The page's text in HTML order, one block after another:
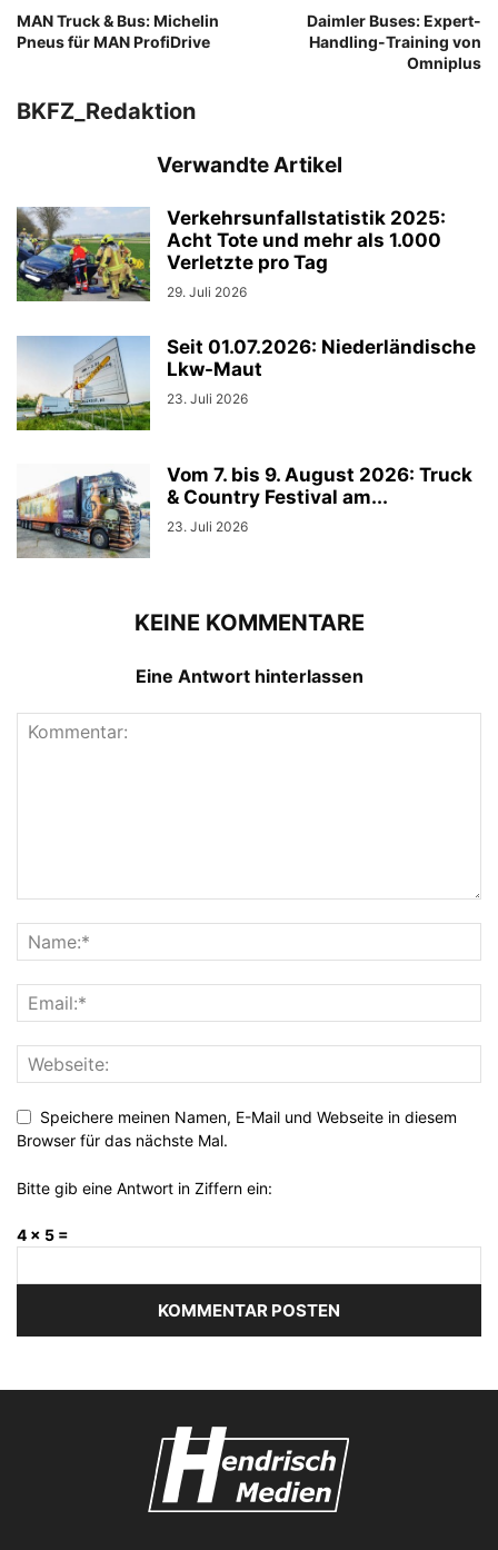
MAN Truck & Bus: Michelin
Pneus für MAN ProfiDrive
Daimler Buses: Expert-
Handling-Training von
Omniplus
BKFZ_Redaktion
Verwandte Artikel
Verkehrsunfallstatistik 2025:
Acht Tote und mehr als 1.000
Verletzte pro Tag
29. Juli 2026
Seit 01.07.2026: Niederländische
Lkw-Maut
23. Juli 2026
Vom 7. bis 9. August 2026: Truck
& Country Festival am...
23. Juli 2026
KEINE KOMMENTARE
Eine Antwort hinterlassen
Speichere meinen Namen, E-Mail und Webseite in diesem
Browser für das nächste Mal.
Bitte gib eine Antwort in Ziffern ein:
4 × 5 =